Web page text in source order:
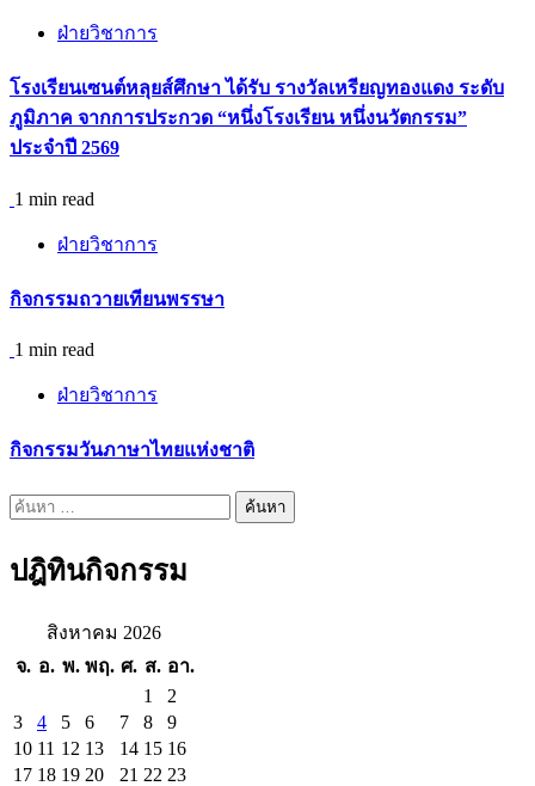
ฝ่ายวิชาการ
โรงเรียนเซนต์หลุยส์ศึกษา ได้รับ รางวัลเหรียญทองแดง ระดับ
ภูมิภาค จากการประกวด “หนึ่งโรงเรียน หนึ่งนวัตกรรม”
ประจำปี 2569
1 min read
ฝ่ายวิชาการ
กิจกรรมถวายเทียนพรรษา
1 min read
ฝ่ายวิชาการ
กิจกรรมวันภาษาไทยแห่งชาติ
ค้นหา
ปฎิทินกิจกรรม
สิงหาคม 2026
จ. อ. พ. พฤ. ศ. ส. อา.
1
2
3
4 5 6 7 8
9
10 11 12 13 14 15 16
17 18 19 20 21 22 23